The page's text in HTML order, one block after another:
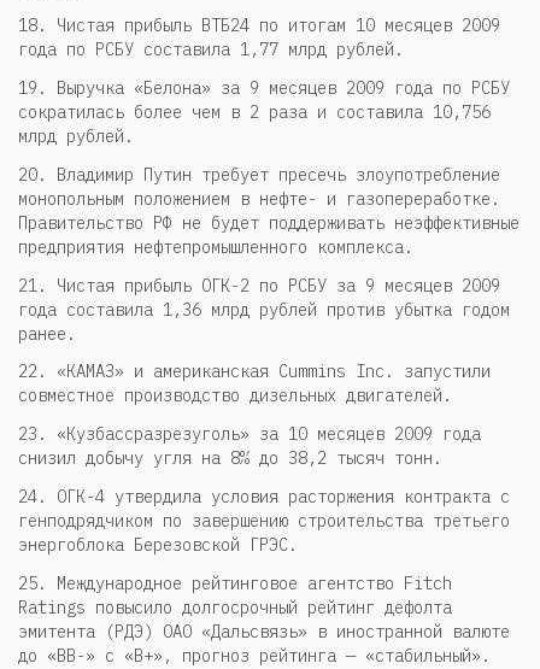
18. Чистая прибыль ВТБ24 по итогам 10 месяцев 2009
года по РСБУ составила 1,77 млрд рублей.
19. Выручка «Белона» за 9 месяцев 2009 года по РСБУ
сократилась более чем в 2 раза и составила 10,756
млрд рублей.
20. Владимир Путин требует пресечь злоупотребление
монопольным положением в нефте- и газопереработке.
Правительство РФ не будет поддерживать неэффективные
предприятия нефтепромышленного комплекса.
21. Чистая прибыль ОГК-2 по РСБУ за 9 месяцев 2009
года составила 1,36 млрд рублей против убытка годом
ранее.
22. «КАМАЗ» и американская Cummins Inc. запустили
совместное производство дизельных двигателей.
23. «Кузбассразрезуголь» за 10 месяцев 2009 года
снизил добычу угля на 8% до 38,2 тысяч тонн.
24. ОГК-4 утвердила условия расторжения контракта с
генподрядчиком по завершению строительства третьего
энергоблока Березовской ГРЭС.
25. Международное рейтинговое агентство Fitch
Ratings повысило долгосрочный рейтинг дефолта
эмитента (РДЭ) ОАО «Дальсвязь» в иностранной валюте
до «ВВ-» с «В+», прогноз рейтинга — «стабильный».